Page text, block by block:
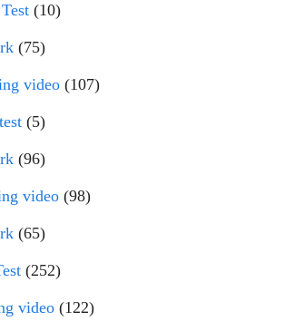
(10)
(75)
video (107)
(5)
(96)
video (98)
(65)
(252)
video (122)